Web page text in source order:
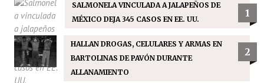
SALMONELA VINCULADA A JALAPEÑOS DE
MÉXICO DEJA 345 CASOS EN EE. UU.
1
HALLAN DROGAS, CELULARES Y ARMAS EN
BARTOLINAS DE PAVÓN DURANTE
ALLANAMIENTO
2